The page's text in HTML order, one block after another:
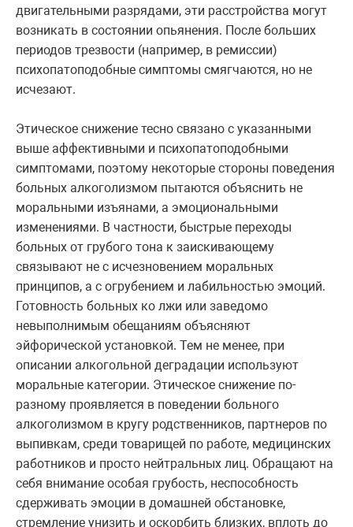
двигательными разрядами, эти расстройства могут
возникать в состоянии опьянения. После больших
периодов трезвости (например, в ремиссии)
психопатоподобные симптомы смягчаются, но не
исчезают.
Этическое снижение тесно связано с указанными
выше аффективными и психопатоподобными
симптомами, поэтому некоторые стороны поведения
больных алкоголизмом пытаются объяснить не
моральными изъянами, а эмоциональными
изменениями. В частности, быстрые переходы
больных от грубого тона к заискивающему
связывают не с исчезновением моральных
принципов, а с огрубением и лабильностью эмоций.
Готовность больных ко лжи или заведомо
невыполнимым обещаниям объясняют
эйфорической установкой. Тем не менее, при
описании алкогольной деградации используют
моральные категории. Этическое снижение по-
разному проявляется в поведении больного
алкоголизмом в кругу родственников, партнеров по
выпивкам, среди товарищей по работе, медицинских
работников и просто нейтральных лиц. Обращают на
себя внимание особая грубость, неспособность
сдерживать эмоции в домашней обстановке,
стремление унизить и оскорбить близких, вплоть до